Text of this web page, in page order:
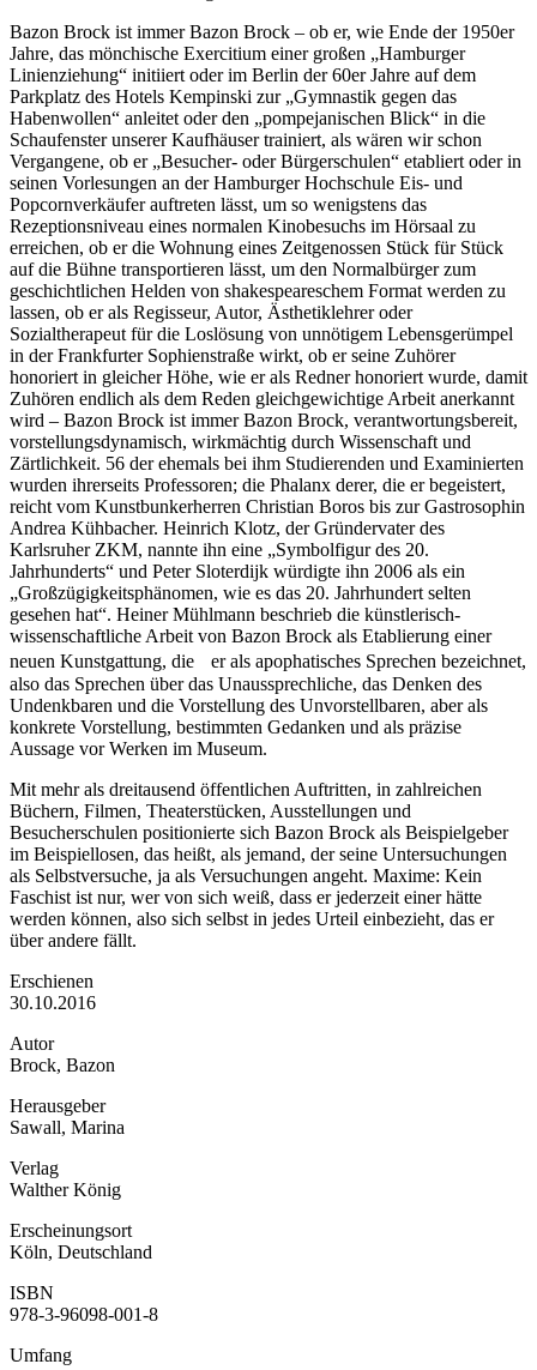
Bazon Brock ist immer Bazon Brock – ob er, wie Ende der 1950er
Jahre, das mönchische Exercitium einer großen „Hamburger
Linienziehung“ initiiert oder im Berlin der 60er Jahre auf dem
Parkplatz des Hotels Kempinski zur „Gymnastik gegen das
Habenwollen“ anleitet oder den „pompejanischen Blick“ in die
Schaufenster unserer Kaufhäuser trainiert, als wären wir schon
Vergangene, ob er „Besucher- oder Bürgerschulen“ etabliert oder in
seinen Vorlesungen an der Hamburger Hochschule Eis- und
Popcornverkäufer auftreten lässt, um so wenigstens das
Rezeptionsniveau eines normalen Kinobesuchs im Hörsaal zu
erreichen, ob er die Wohnung eines Zeitgenossen Stück für Stück
auf die Bühne transportieren lässt, um den Normalbürger zum
geschichtlichen Helden von shakespeareschem Format werden zu
lassen, ob er als Regisseur, Autor, Ästhetiklehrer oder
Sozialtherapeut für die Loslösung von unnötigem Lebensgerümpel
in der Frankfurter Sophienstraße wirkt, ob er seine Zuhörer
honoriert in gleicher Höhe, wie er als Redner honoriert wurde, damit
Zuhören endlich als dem Reden gleichgewichtige Arbeit anerkannt
wird – Bazon Brock ist immer Bazon Brock, verantwortungsbereit,
vorstellungsdynamisch, wirkmächtig durch Wissenschaft und
Zärtlichkeit. 56 der ehemals bei ihm Studierenden und Examinierten
wurden ihrerseits Professoren; die Phalanx derer, die er begeistert,
reicht vom Kunstbunkerherren Christian Boros bis zur Gastrosophin
Andrea Kühbacher. Heinrich Klotz, der Gründervater des
Karlsruher ZKM, nannte ihn eine „Symbolfigur des 20.
Jahrhunderts“ und Peter Sloterdijk würdigte ihn 2006 als ein
„Großzügigkeitsphänomen, wie es das 20. Jahrhundert selten
gesehen hat“. Heiner Mühlmann beschrieb die künstlerisch-
wissenschaftliche Arbeit von Bazon Brock als Etablierung einer
neuen Kunstgattung, die er als apophatisches Sprechen bezeichnet,
also das Sprechen über das Unaussprechliche, das Denken des
Undenkbaren und die Vorstellung des Unvorstellbaren, aber als
konkrete Vorstellung, bestimmten Gedanken und als präzise
Aussage vor Werken im Museum.
Mit mehr als dreitausend öffentlichen Auftritten, in zahlreichen
Büchern, Filmen, Theaterstücken, Ausstellungen und
Besucherschulen positionierte sich Bazon Brock als Beispielgeber
im Beispiellosen, das heißt, als jemand, der seine Untersuchungen
als Selbstversuche, ja als Versuchungen angeht. Maxime: Kein
Faschist ist nur, wer von sich weiß, dass er jederzeit einer hätte
werden können, also sich selbst in jedes Urteil einbezieht, das er
über andere fällt.
Erschienen
30.10.2016
Autor
Brock, Bazon
Herausgeber
Sawall, Marina
Verlag
Walther König
Erscheinungsort
Köln, Deutschland
ISBN
978-3-96098-001-8
Umfang